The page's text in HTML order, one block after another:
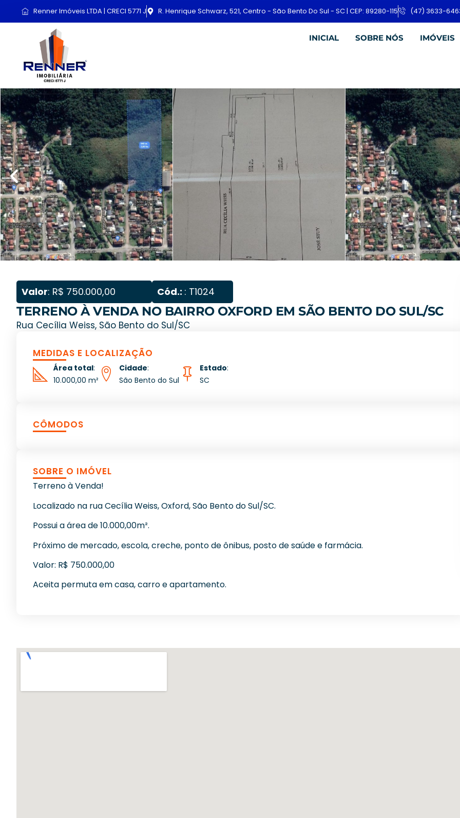
Renner Imóveis LTDA | CRECI 5771 J R. Henrique Schwarz, 521, Centro - São Bento Do Sul - SC | CEP: 89280-115 (47) 3633-
INICIAL SOBRE NÓS IMÓVEIS
Valor: R$ 750.000,00 Cód.: : T1024
TERRENO À VENDA NO BAIRRO OXFORD EM SÃO BENTO DO SUL/SC
Rua Cecília Weiss, São Bento do Sul/SC
MEDIDAS E LOCALIZAÇÃO
Área total:
10.000,00 m²
Cidade:
São Bento do Sul
Estado:
SC
CÔMODOS
SOBRE O IMÓVEL
Terreno à Venda!
Localizado na rua Cecília Weiss, Oxford, São Bento do Sul/SC.
Possui a área de 10.000,00m².
Próximo de mercado, escola, creche, ponto de ônibus, posto de saúde e farmácia.
Valor: R$ 750.000,00
Aceita permuta em casa, carro e apartamento.